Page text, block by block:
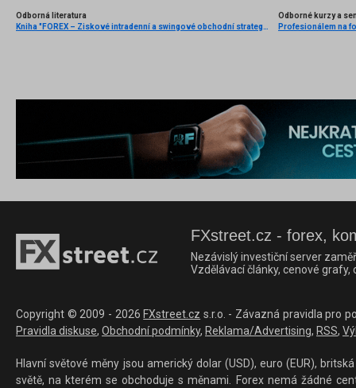
Odborná literatura
Kniha "FOREX – Ziskové intradenní a swingové obchodní strategie" od Kathy Lien vychází v češtině!
Odborné kurzy a
Profesionálem na
FXstreet.cz - forex,
Nezávislý investiční server
Vzdělávací články, cenové
Copyright © 2009 - 2026 FXstreet.cz s.r.o. - Závazná pravidla pro
Pravidla diskuse, Obchodní podmínky, Reklama/Advertising, RSS,
Hlavní světové měny jsou americký dolar (USD), euro (EUR),
světě, na kterém se obchoduje s měnami. Forex nemá žádné